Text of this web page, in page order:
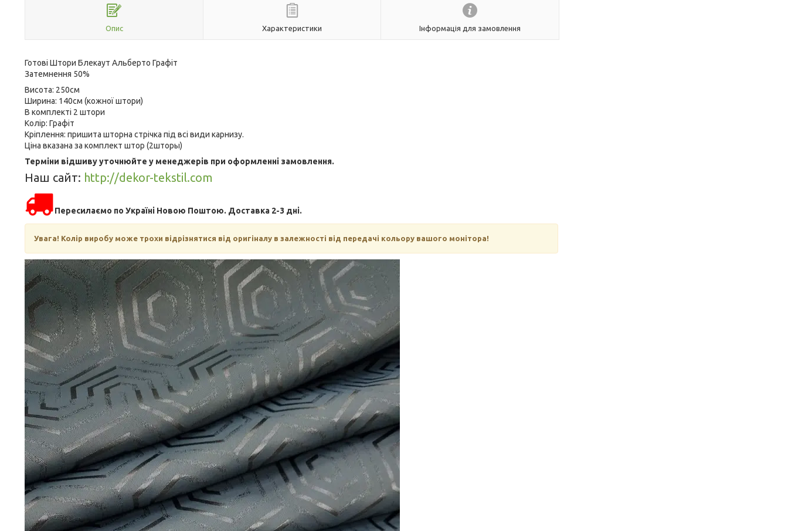
Опис Характеристики Інформація для замовлення
Готові Штори Блекаут Альберто Графіт
Затемнення 50%
Висота: 250см
Ширина: 140см (кожної штори)
В комплекті 2 штори
Колір: Графіт
Кріплення: пришита шторна стрічка під всі види карнизу.
Ціна вказана за комплект штор (2шторы)
Терміни відшиву уточнюйте у менеджерів при оформленні замовлення.
Наш сайт: http://dekor-tekstil.com
Пересилаємо по Україні Новою Поштою. Доставка 2-3 дні.
Увага! Колір виробу може трохи відрізнятися від оригіналу в залежності від передачі кольору вашого монітора!